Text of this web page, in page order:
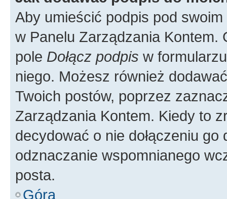
Aby umieścić podpis pod
w Panelu Zarządzania
pole Dołącz podpis w
niego. Możesz również
Twoich postów, poprzez
Zarządzania Kontem. Kiedy to
decydować o nie dołączeniu
odznaczanie wspomnianego
posta.
Góra